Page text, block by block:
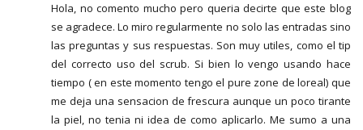
Hola, no comento mucho pero queria decirte que este blog
se agradece. Lo miro regularmente no solo las entradas sino
las preguntas y sus respuestas. Son muy utiles, como el tip
del correcto uso del scrub. Si bien lo vengo usando hace
tiempo ( en este momento tengo el pure zone de loreal) que
me deja una sensacion de frescura aunque un poco tirante
la piel, no tenia ni idea de como aplicarlo. Me sumo a una